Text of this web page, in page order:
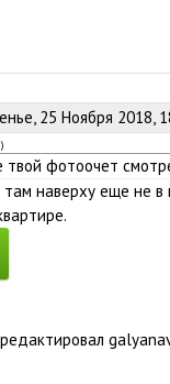
25 Ноября 2018,
)
твой фотоочет
наверху еще не в